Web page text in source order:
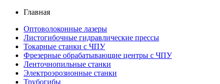
Главная
Оптоволоконные лазеры
Листогибочные гидравлические прессы
Токарные станки с ЧПУ
Фрезерные обрабатывающие центры с ЧПУ
Ленточнопильные станки
Электроэрозионные станки
Трубогибы